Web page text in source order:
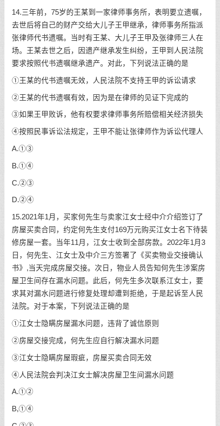
14.三年前，75岁的王某到一家律师事务所，表明要立遗嘱，
去世后将自己的财产交给大儿子王甲继承，律师事务所指派
张律师代书遗嘱。当时有王某、大儿子王甲及张律师三人在
场。王某去世之后，因遗产继承发生纠纷，王甲到人民法院
要求按照代书遗嘱继承遗产。对此，下列说法正确的是
①王某的代书遗嘱无效，人民法院不支持王甲的诉讼请求
②王某的代书遗嘱有效，因为是在律师的见证下完成的
③如果王甲败诉，他有权要求律师事务所赔偿相关经济损失
④按照民事诉讼法规定，王甲不能让张律师作为诉讼代理人
A.①③
B.①④
C.②③
D.②④
15.2021年1月，买家何先生与卖家江女士经中介介绍签订了
房屋买卖合同，约定何先生支付169万元购买江女士名下待装
修房屋一套。当年11月，江女士收到全部房款。2022年1月3
日，何先生、江女士及中介三方签署了《买卖物业交接确认
书》,当天完成房屋交接。次日，物业人员告知何先生涉案房
屋卫生间存在漏水问题。此后，何先生多次联系江女士，要
求其对漏水问题进行修复处理却遭到拒绝，于是起诉至人民
法院。对于本案，下列说法正确的是
①江女士隐瞒房屋漏水问题，违背了诚信原则
②房屋交接完成，何先生应自行解决漏水问题
③江女士隐瞒房屋瑕疵，房屋买卖合同无效
④人民法院会判决江女士解决房屋卫生间漏水问题
A.①②
B,①④